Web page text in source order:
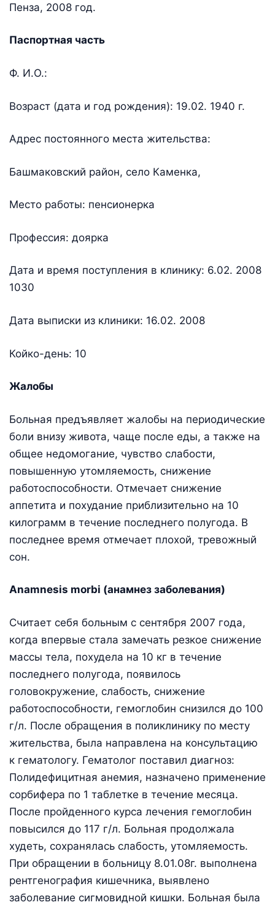
Пенза, 2008 год.
Паспортная часть
Ф. И.О.:
Возраст (дата и год рождения): 19.02. 1940 г.
Адрес постоянного места жительства:
Башмаковский район, село Каменка,
Место работы: пенсионерка
Профессия: доярка
Дата и время поступления в клинику: 6.02. 2008
1030
Дата выписки из клиники: 16.02. 2008
Койко-день: 10
Жалобы
Больная предъявляет жалобы на периодические
боли внизу живота, чаще после еды, а также на
общее недомогание, чувство слабости,
повышенную утомляемость, снижение
работоспособности. Отмечает снижение
аппетита и похудание приблизительно на 10
килограмм в течение последнего полугода. В
последнее время отмечает плохой, тревожный
сон.
Anamnesis morbi (анамнез заболевания)
Считает себя больным с сентября 2007 года,
когда впервые стала замечать резкое снижение
массы тела, похудела на 10 кг в течение
последнего полугода, появилось
головокружение, слабость, снижение
работоспособности, гемоглобин снизился до 100
г/л. После обращения в поликлинику по месту
жительства, была направлена на консультацию
к гематологу. Гематолог поставил диагноз:
Полидефицитная анемия, назначено применение
сорбифера по 1 таблетке в течение месяца.
После пройденного курса лечения гемоглобин
повысился до 117 г/л. Больная продолжала
худеть, сохранялась слабость, утомляемость.
При обращении в больницу 8.01.08г. выполнена
рентгенография кишечника, выявлено
заболевание сигмовидной кишки. Больная была